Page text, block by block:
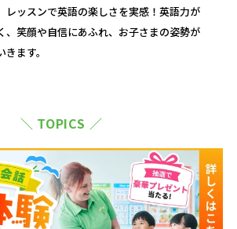
レッスンで英語の楽しさを実感！英語力が
、笑顔や自信にあふれ、お子さまの姿勢が
ます。
＼ TOPICS ／